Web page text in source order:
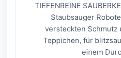
TIEFENREINE
Staubsauger
versteckten Schmutz
Teppichen, für
einem